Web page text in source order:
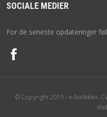
SOCIALE MEDIER
For de seneste opdateringer
© Copyright 2015 - e-butikken.